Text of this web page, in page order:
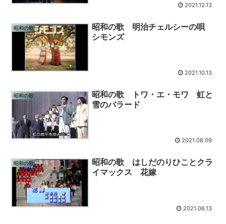
2021.12.13
昭和の歌
昭和の歌 明治チェルシーの唄
シモンズ
2021.10.13
昭和の歌
昭和の歌 トワ・エ・モワ 虹と
雪のバラード
2021.08.09
昭和の歌
昭和の歌 はしだのりひことクラ
イマックス 花嫁
2021.06.13